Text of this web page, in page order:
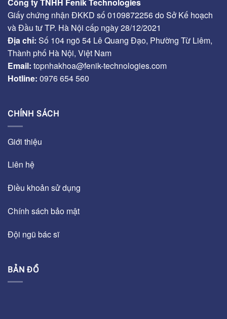
Công ty TNHH Fenik Technologies
Giấy chứng nhận ĐKKD số 0109872256 do Sở Kế hoạch
và Đầu tư TP. Hà Nội cấp ngày 28/12/2021
Địa chỉ: Số 104 ngõ 54 Lê Quang Đạo, Phường Từ Liêm,
Thành phố Hà Nội, Việt Nam
Email: topnhakhoa@fenik-technologies.com
Hotline: 0976 654 560
CHÍNH SÁCH
Giới thiệu
Liên hệ
Điều khoản sử dụng
Chính sách bảo mật
Đội ngũ bác sĩ
BẢN ĐỒ